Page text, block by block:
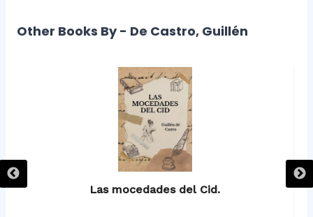
Other Books By - De Castro, Guillén
Las mocedades del Cid.